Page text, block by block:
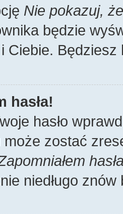
Nie pokazuj,
będzie
Ciebie.
hasła!
hasło
może zostać
niedługo